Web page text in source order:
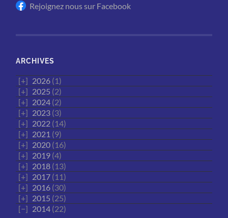
Rejoignez nous sur Facebook
ARCHIVES
2026 (1)
2025 (2)
2024 (2)
2023 (3)
2022 (14)
2021 (9)
2020 (16)
2019 (4)
2018 (13)
2017 (11)
2016 (30)
2015 (25)
2014 (22)